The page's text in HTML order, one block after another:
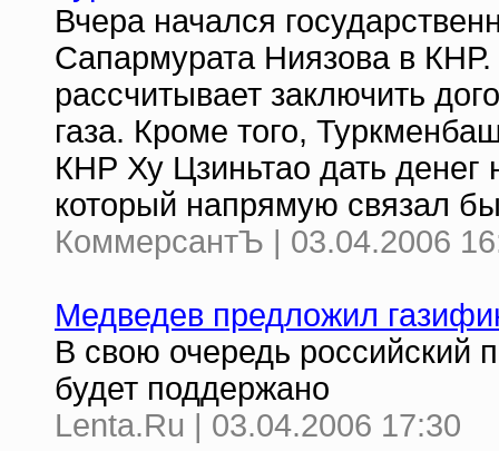
Вчера начался
Сапармурата Ниязова в
рассчитывает заключить
газа. Кроме того,
КНР Ху Цзиньтао дать денег
который напрямую связал
КоммерсантЪ | 03.04.2006
Медведев предложил
В свою очередь российский
будет поддержано
Lenta.Ru | 03.04.2006 17:30